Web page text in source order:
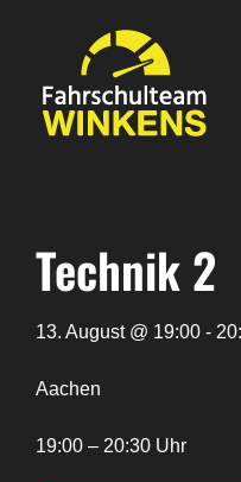
springen
Technik 2
13. August @ 19:00 -
Aachen
19:00 – 20:30 Uhr